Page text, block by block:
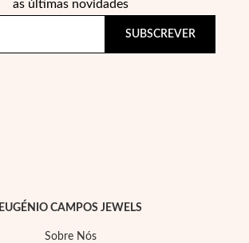
as últimas novidades
SUBSCREVER
EUGÉNIO CAMPOS JEWELS
Sobre Nós